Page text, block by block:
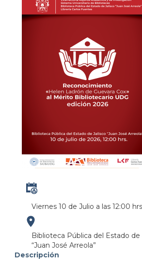
Viernes 10 de Julio a las 12:00
Biblioteca Pública del Estado de
“Juan José Arreola”
Descripción